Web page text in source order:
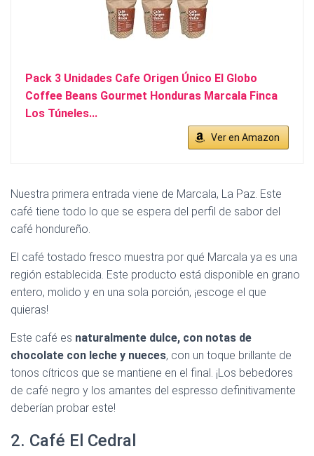
Pack 3 Unidades Cafe Origen Único El Globo
Coffee Beans Gourmet Honduras Marcala Finca
Los Túneles...
Ver en Amazon
Nuestra primera entrada viene de Marcala, La Paz. Este
café tiene todo lo que se espera del perfil de sabor del
café hondureño.
El café tostado fresco muestra por qué Marcala ya es una
región establecida. Este producto está disponible en grano
entero, molido y en una sola porción, ¡escoge el que
quieras!
Este café es naturalmente dulce, con notas de
chocolate con leche y nueces, con un toque brillante de
tonos cítricos que se mantiene en el final. ¡Los bebedores
de café negro y los amantes del espresso definitivamente
deberían probar este!
2. Café El Cedral